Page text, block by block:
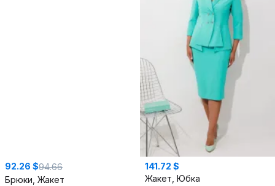
92.26 $94.66
Брюки, Жакет
141.72 $
Жакет, Юбка